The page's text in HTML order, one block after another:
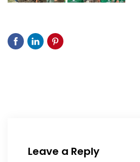
Leave a Reply